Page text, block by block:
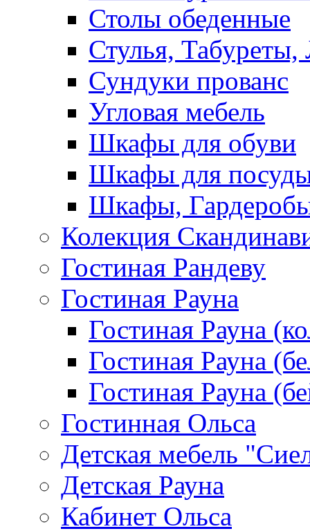
Столы обеденные
Стулья, Табуреты,
Сундуки прованс
Угловая мебель
Шкафы для обуви
Шкафы для
Шкафы,
Колекция
Гостиная Рандеву
Гостиная Рауна
Гостиная Рауна
Гостиная Рауна
Гостиная Рауна
Гостинная Ольса
Детская мебель
Детская Рауна
Кабинет Ольса